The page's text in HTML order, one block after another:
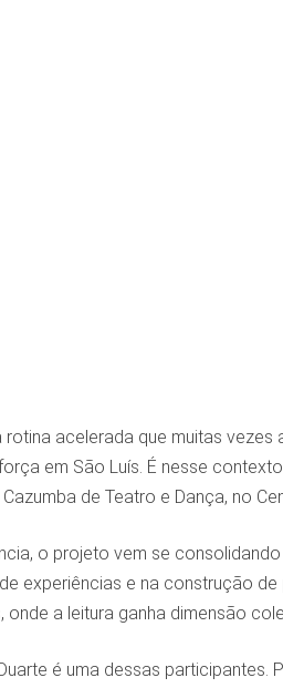
rotina acelerada que muitas
em São Luís. É nesse
de Teatro e Dança, no
o projeto vem se
experiências e na construção
onde a leitura ganha dimensão
é uma dessas